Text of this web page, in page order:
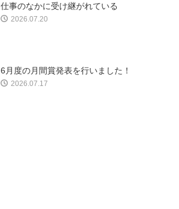
仕事のなかに受け継がれている
2026.07.20
6月度の月間賞発表を行いました！
2026.07.17